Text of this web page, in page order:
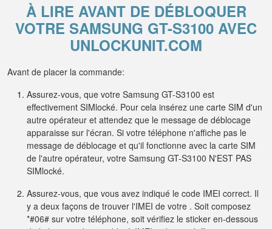
À LIRE AVANT DE DÉBLOQUER
VOTRE SAMSUNG GT-S3100 AVEC
UNLOCKUNIT.COM
Avant de placer la commande:
Assurez-vous, que votre Samsung GT-S3100 est
effectivement SIMlocké. Pour cela insérez une carte SIM d'un
autre opérateur et attendez que le message de déblocage
apparaisse sur l'écran. Si votre téléphone n'affiche pas le
message de déblocage et qu'il fonctionne avec la carte SIM
de l'autre opérateur, votre Samsung GT-S3100 N'EST PAS
SIMlocké.
Assurez-vous, que vous avez indiqué le code IMEI correct. Il
y a deux façons de trouver l'IMEI de votre . Soit composez
*#06# sur votre téléphone, soit vérifiez le sticker en-dessous